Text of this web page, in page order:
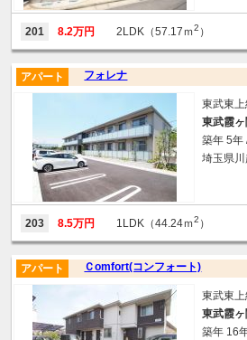
201 8.2万円 2LDK（57.17ｍ2 ）
フォレナ
アパート
東武東上
東武霞
築年 5年
埼玉県
203 8.5万円 1LDK（44.24ｍ2 ）
Ｃomfort(コンフォート)
アパート
東武東上
東武霞
築年 16